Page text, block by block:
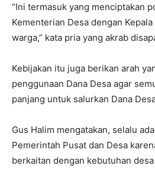
“Ini termasuk yang menciptakan
Kementerian Desa dengan
warga,” kata pria yang akrab
Kebijakan itu juga berikan arah
penggunaan Dana Desa agar
panjang untuk salurkan Dana
Gus Halim mengatakan, selalu
Pemerintah Pusat dan Desa
berkaitan dengan kebutuhan